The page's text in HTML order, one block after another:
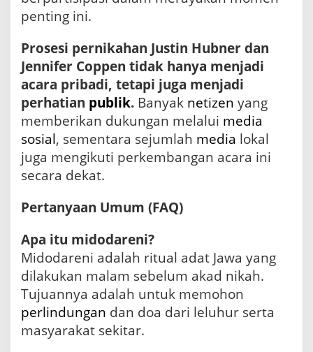
penting ini.
Prosesi pernikahan Justin Hubner dan
Jennifer Coppen tidak hanya menjadi
acara pribadi, tetapi juga menjadi
perhatian publik. Banyak netizen yang
memberikan dukungan melalui media
sosial, sementara sejumlah media lokal
juga mengikuti perkembangan acara ini
secara dekat.
Pertanyaan Umum (FAQ)
Apa itu midodareni?
Midodareni adalah ritual adat Jawa yang
dilakukan malam sebelum akad nikah.
Tujuannya adalah untuk memohon
perlindungan dan doa dari leluhur serta
masyarakat sekitar.